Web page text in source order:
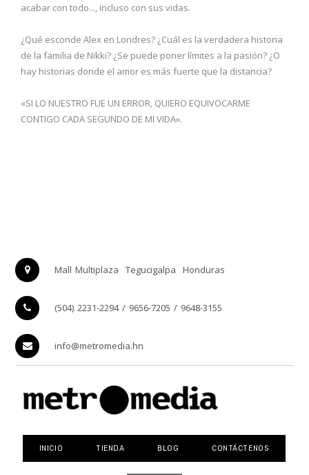
acabar con todo..., incluso con sus vidas.
¿Qué esconde Alex en Londres? ¿Cuál es la verdadera historia
de la familia de Nikki? ¿Se puede poner límites a la pasión? ¿O
hay historias donde el amor es más fuerte que la distancia?
«SI LO NUESTRO FUE UN ERROR, QUIERO EQUIVOCARME
CONTIGO CADA SEGUNDO DE MI VIDA».
Mall Multiplaza Tegucigalpa Honduras
(504) 2231-2294 / 9656-7205 / 9648-3155
info@metromedia.hn
INICIO TIENDA BLOG CONTÁCTENOS